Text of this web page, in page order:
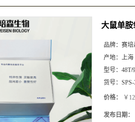
大鼠单
品牌： 赛培
产地： 上海
型号： 48T/
货号：
价格： ￥
发布日期：